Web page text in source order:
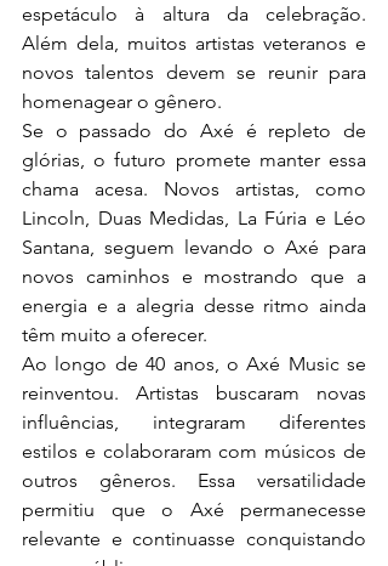
espetáculo à altura da celebração.
Além dela, muitos artistas veteranos e
novos talentos devem se reunir para
homenagear o gênero.
Se o passado do Axé é repleto de
glórias, o futuro promete manter essa
chama acesa. Novos artistas, como
Lincoln, Duas Medidas, La Fúria e Léo
Santana, seguem levando o Axé para
novos caminhos e mostrando que a
energia e a alegria desse ritmo ainda
têm muito a oferecer.
Ao longo de 40 anos, o Axé Music se
reinventou. Artistas buscaram novas
influências, integraram diferentes
estilos e colaboraram com músicos de
outros gêneros. Essa versatilidade
permitiu que o Axé permanecesse
relevante e continuasse conquistando